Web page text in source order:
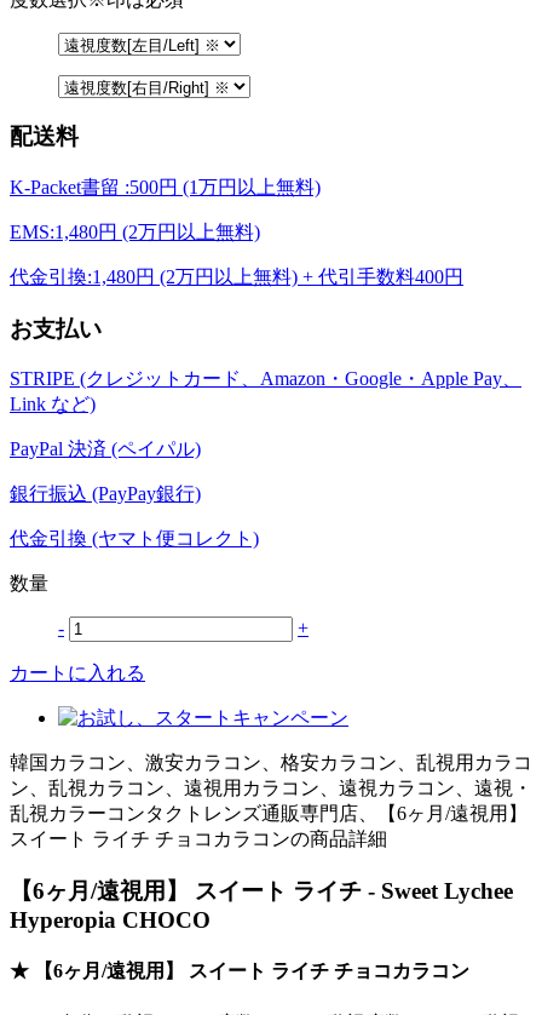
配送料
K-Packet書留 :500円 (1万円以上無料)
EMS:1,480円 (2万円以上無料)
代金引換:1,480円 (2万円以上無料) + 代引手数料400円
お支払い
STRIPE (クレジットカード、Amazon・Google・Apple Pay、
Link など)
PayPal 決済 (ペイパル)
銀行振込 (PayPay銀行)
代金引換 (ヤマト便コレクト)
数量
- +
カートに入れる
韓国カラコン、激安カラコン、格安カラコン、乱視用カラコ
ン、乱視カラコン、遠視用カラコン、遠視カラコン、遠視・
乱視カラーコンタクトレンズ通販専門店、【6ヶ月/遠視用】
スイート ライチ チョコカラコンの商品詳細
【6ヶ月/遠視用】 スイート ライチ - Sweet Lychee
Hyperopia CHOCO
★ 【6ヶ月/遠視用】 スイート ライチ チョコカラコン